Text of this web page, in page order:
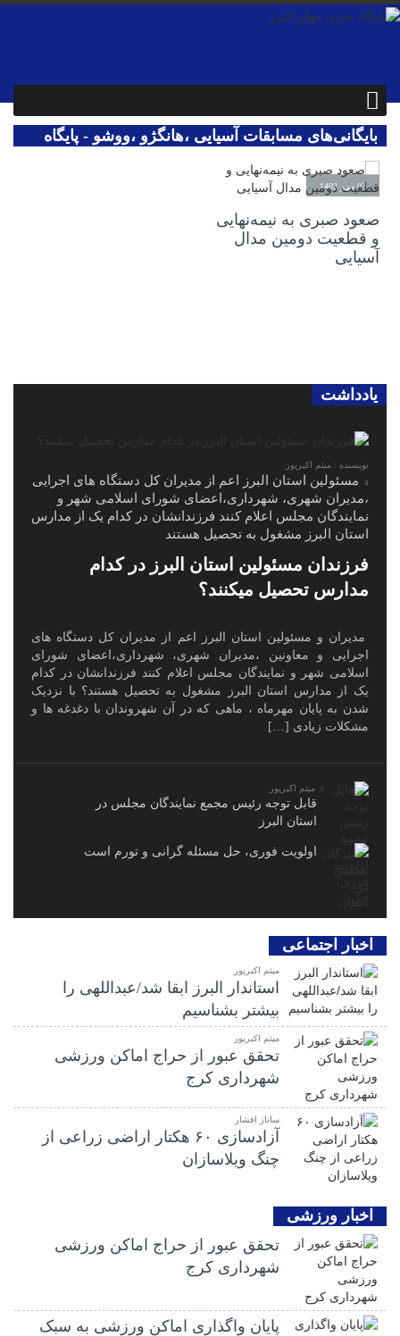
بایگانی‌های مسابقات آسیایی ،هانگژو ،ووشو - پایگاه
خبری جهان البرز
03 مهر 1402
صعود صبری به نیمه‌نهایی
و قطعیت دومین مدال
آسیایی
یادداشت
نویسنده : میثم اکبرپور
مسئولین استان البرز اعم از مدیران کل دستگاه های اجرایی
،مدیران شهری، شهرداری،اعضای شورای اسلامی شهر و
نمایندگان مجلس اعلام کنند فرزندانشان در کدام یک از مدارس
استان البرز مشغول به تحصیل هستند
فرزندان مسئولین استان البرز در کدام
مدارس تحصیل میکنند؟
مدیران و مسئولین استان البرز اعم از مدیران کل دستگاه های
اجرایی و معاونین ،مدیران شهری، شهرداری،اعضای شورای
اسلامی شهر و نمایندگان مجلس اعلام کنند فرزندانشان در کدام
یک از مدارس استان البرز مشغول به تحصیل هستند؟ با نزدیک
شدن به پایان مهرماه ، ماهی که در آن شهروندان با دغدغه ها و
مشکلات زیادی […]
میثم اکبرپور
قابل توجه رئیس مجمع نمایندگان مجلس در
استان البرز
اولویت فوری، حل مسئله گرانی و تورم است
اخبار اجتماعی
میثم اکبرپور
استاندار البرز ابقا شد/عبداللهی را
بیشتر بشناسیم
میثم اکبرپور
تحقق عبور از حراج اماکن ورزشی
شهرداری کرج
ساناز افشار
آزادسازی ۶۰ هکتار اراضی زراعی از
چنگ ویلاسازان
اخبار ورزشی
تحقق عبور از حراج اماکن ورزشی
شهرداری کرج
پایان واگذاری اماکن ورزشی به سبک